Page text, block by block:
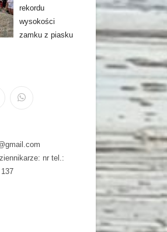
rekordu
wysokości
zamku z piasku
nr tel.: